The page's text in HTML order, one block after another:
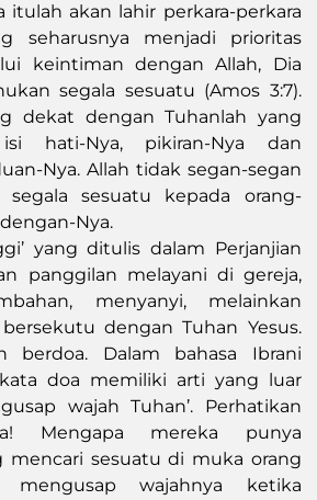
itulah akan lahir perkara-perkara
seharusnya menjadi prioritas
keintiman dengan Allah, Dia
segala sesuatu (Amos 3:7).
dekat dengan Tuhanlah yang
hati-Nya, pikiran-Nya dan
Nya. Allah tidak segan-segan
segala sesuatu kepada orang-
Nya.
yang ditulis dalam Perjanjian
panggilan melayani di gereja,
menyanyi, melainkan
dengan Tuhan Yesus.
berdoa. Dalam bahasa Ibrani
kata doa memiliki arti yang luar
wajah Tuhan’. Perhatikan
Mengapa mereka punya
mencari sesuatu di muka orang
mengusap wajahnya ketika